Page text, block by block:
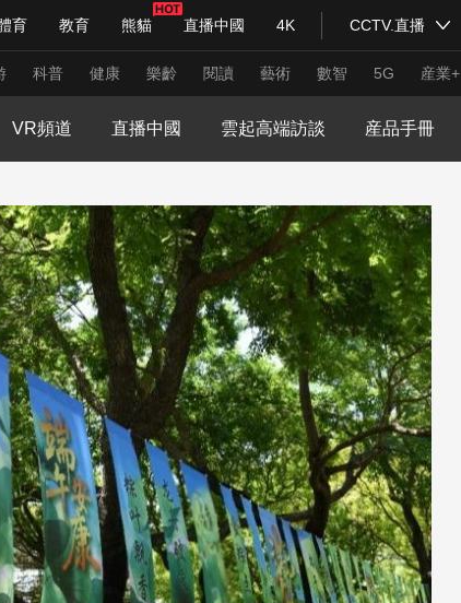
育 教育 熊貓 直播中國 4K CCTV.直播
語 熱解讀 天天學習
人 下載央視影音
科普 健康 樂齡 閱讀 藝術 數智 5G 産業+
法治 文娛 人物 公益 圖片
式妙語 央視快評 央視網評 光華銳評 鋒面
VR/AR 4K專區 全景新聞
列 人生第一次 人生第二次
會 CBA NBA 中超 國足 國際足球 網球
育江湖 文化體育 冰雪道路 足球道路
央博 非遺 文化 旅游 科普 健康 樂齡
超級工廠 智敬中國 全民健康 顏選攻略 海洋
VR頻道 直播中國 雲起高端訪談 産品手冊